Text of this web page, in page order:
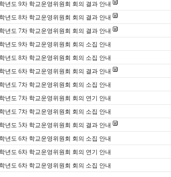
년도 9차 학교운영위원회 회의 결과 안내
년도 8차 학교운영위원회 회의 결과 안내
년도 7차 학교운영위원회 회의 결과 안내
년도 9차 학교운영위원회 회의 소집 안내
년도 8차 학교운영위원회 회의 소집 안내
년도 6차 학교운영위원회 회의 결과 안내
년도 7차 학교운영위원회 회의 소집 안내
년도 7차 학교운영위원회 회의 연기 안내
년도 7차 학교운영위원회 회의 소집 안내
년도 5차 학교운영위원회 회의 결과 안내
년도 6차 학교운영위원회 회의 소집 안내
년도 6차 학교운영위원회 회의 연기 안내
년도 6차 학교운영위원회 회의 소집 안내